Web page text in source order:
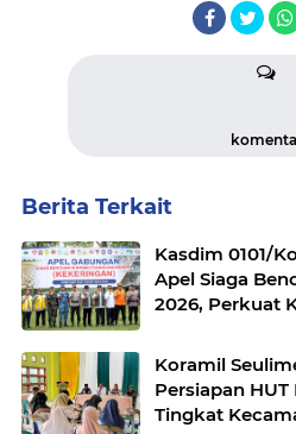
Berita Terkait
Kasdim 0101/
Apel Siaga
2026, Perkuat
Koramil
Persiapan
Tingkat